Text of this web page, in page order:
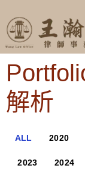
解析
ALL 2020
2023 2024